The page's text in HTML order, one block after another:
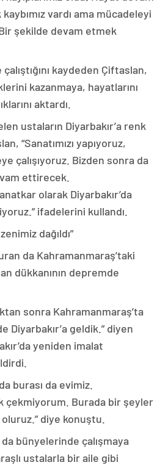
vardı ama mücadeleyi
şekilde devam etmek
kaydeden Çiftaslan,
kazanmaya, hayatlarını
aktardı.
ustaların Diyarbakır’a renk
“Sanatımızı yapıyoruz,
çalışıyoruz. Bizden sonra da
ettirecek.
olarak Diyarbakır’da
ifadelerini kullandı.
dağıldı”
da Kahramanmaraş’taki
dükkanının depremde
sonra Kahramanmaraş’ta
Diyarbakır’a geldik.” diyen
yeniden imalat
burası da evimiz.
çekmiyorum. Burada bir şeyler
diye konuştu.
bünyelerinde çalışmaya
ustalarla bir aile gibi